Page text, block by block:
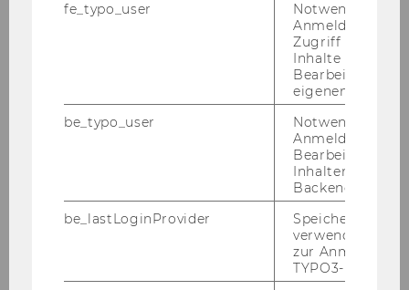
Dok­tor der Rechts­wis­sen­schaf­ten, Dr.iur.
fe_typo_user
Notwendig für
Anmeldung und
Zugriff auf
Inhalte oder zur
Bearbeitung des
eigenen Profils.
be_typo_user
Notwendig für
Anmeldung und
Bearbeitung von
Inhalten im
Backend.
be_lastLoginProvider
Speichert die
verwendete
zur Anmeldung
TYPO3-Backend.